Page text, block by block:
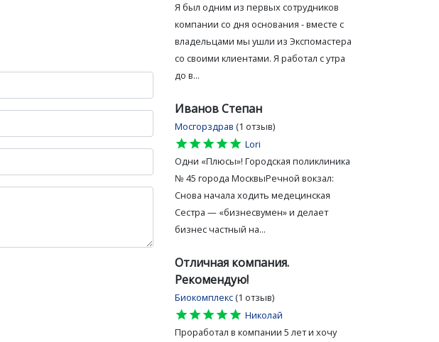
Я был одним из первых сотрудников
компании со дня основания - вместе с
владельцами мы ушли из Экспомастера
со своими клиентами. Я работал с утра
до в...
Иванов Степан
Мосгорздрав (1 отзыв)
star
star
star
star
star
Lori
Одни «Плюсы»! Городская поликлиника
№ 45 города МосквыРечной вокзал:
Снова начала ходить медецинская
Сестра — «бизнесвумен» и делает
бизнес частный на...
Отличная компания.
Рекомендую!
Биокомплекс (1 отзыв)
star
star
star
star
star
Николай
Проработал в компании 5 лет и хочу